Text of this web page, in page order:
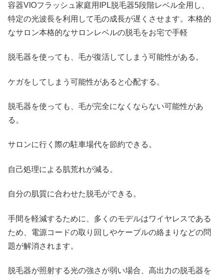
容器VIOフラッシュ家庭用IPL脱毛器5段階レベル全用し、
特定の光波長を利用して毛の成長が遅くさせます。本格的
なサロン本格的なサロンレベルの脱毛をお宅で手軽
脱毛器を使っても、毛が復活してしまう可能性がある。
ケガをしてしまう可能性があると心配する。
脱毛器を使っても、毛が完全になくならない可能性があ
る。
サロンに行く際の駐車場代を節約できる。
自己処理による肌荒れが減る。
自分の肌質に合わせた脱毛ができる。
手間を軽減するために、多くのモデルはワイヤレスである
ため、電源コードの取り回しやケーブルの絡まりなどの問
題が解消されます。
脱毛器が照射する光の強さが弱い場合、高出力の脱毛器を